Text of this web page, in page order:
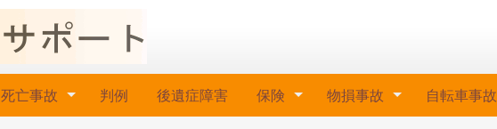
死亡事故 判例 後遺症障害 保険 物損事故 自転車事故